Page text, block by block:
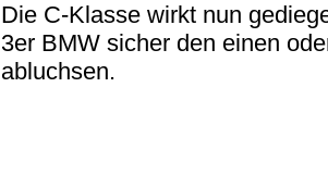
Die C-Klasse wirkt nun
3er BMW sicher den einen
abluchsen.